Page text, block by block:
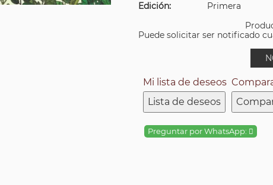
Edición:
Primera
Puede solicitar ser notificado
Mi lista de deseos
Lista de deseos
Preguntar por WhatsApp: